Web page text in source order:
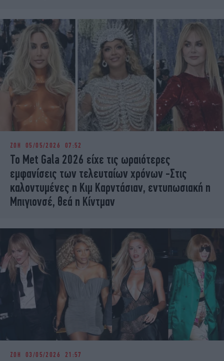
ΖΩΗ 05/05/2026 07:52
Το Met Gala 2026 είχε τις ωραιότερες
εμφανίσεις των τελευταίων χρόνων -Στις
καλοντυμένες η Κιμ Καρντάσιαν, εντυπωσιακή η
Μπιγιονσέ, θεά η Κίντμαν
ΖΩΗ 03/05/2026 21:57